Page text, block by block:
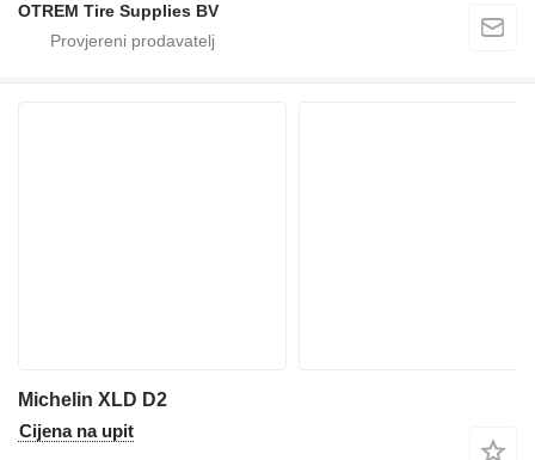
OTREM Tire Supplies BV
Michelin XLD D2
Cijena na upit